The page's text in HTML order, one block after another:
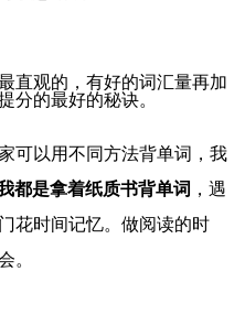
直观的，有好的词汇量再加
分的最好的秘诀。
可以用不同方法背单词，我
都是拿着纸质书背单词 ，遇
花时间记忆。做阅读的时
。